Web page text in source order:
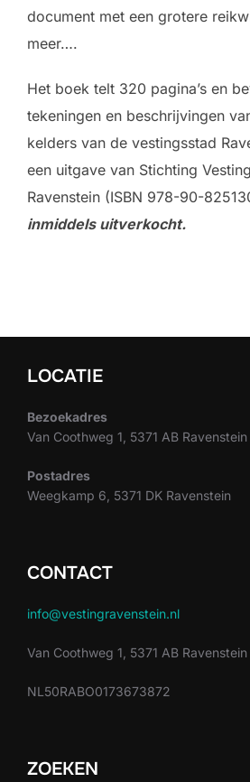
document met een grotere
meer….
Het boek telt 320 pagina’s en
tekeningen en beschrijvingen
kelders van de vestingsstad
een uitgave van Stichting
Ravenstein (ISBN 978-90-
inmiddels uitverkocht.
LOCATIE
Bezoekadres
Van Coothweg 1, 5371 AB Ravenstein
Postadres
Weegkamp 6, 5371 DK Ravenstein
CONTACT
info@vestingravenstein.nl
Van Coothweg 1, 5371 AB Ravenstein
NL50RABO0173673872
ZOEKEN